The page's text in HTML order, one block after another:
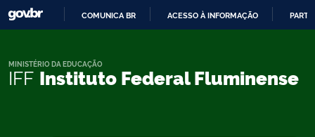
CONTEÚDO
COMUNICA BR ACESSO À INFORMAÇÃO
IFF Instituto Federal Fluminense
MINISTÉRIO DA EDUCAÇÃO